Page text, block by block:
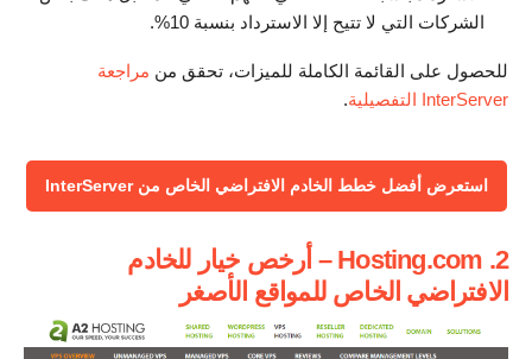
الشركات التي لا تتيح إلا الاسترداد بنسبة 10%.
للحصول على القائمة الكاملة للميزات، تحقق من مراجعة
InterServer التفصيلية
.
استعرض أفضل خطط الخادم الافتراضي الخاص من InterServer
2. Hosting.com – أرخص خيار للخادم
الافتراضي الخاص للمواقع الأصغر